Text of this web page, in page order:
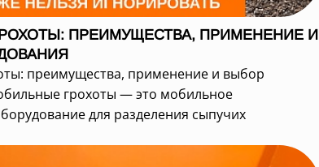
ПРЕИМУЩЕСТВА, ПРИМЕНЕНИЕ И
преимущества, применение и выбор
грохоты — это мобильное
для разделения сыпучих